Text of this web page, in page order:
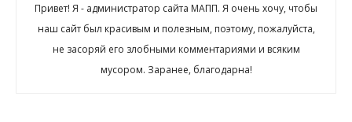
Привет! Я - администратор сайта МАПП. Я очень хочу, чтобы
наш сайт был красивым и полезным, поэтому, пожалуйста,
не засоряй его злобными комментариями и всяким
мусором. Заранее, благодарна!